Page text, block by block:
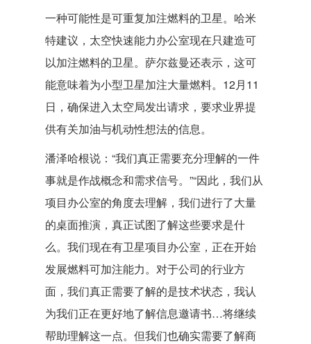
一种可能性是可重复加注燃料的卫星。哈米
特建议，太空快速能力办公室现在只建造可
以加注燃料的卫星。萨尔兹曼还表示，这可
能意味着为小型卫星加注大量燃料。12月11
日，确保进入太空局发出请求，要求业界提
供有关加油与机动性想法的信息。
潘泽哈根说：“我们真正需要充分理解的一件
事就是作战概念和需求信号。”“因此，我们从
项目办公室的角度去理解，我们进行了大量
的桌面推演，真正试图了解这些要求是什
么。我们现在有卫星项目办公室，正在开始
发展燃料可加注能力。对于公司的行业方
面，我们真正需要了解的是技术状态，我认
为我们正在更好地了解信息邀请书…将继续
帮助理解这一点。但我们也确实需要了解商